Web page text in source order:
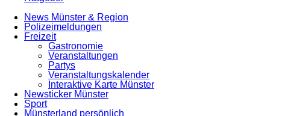
News Münster & Region
Polizeimeldungen
Freizeit
Gastronomie
Veranstaltungen
Partys
Veranstaltungskalender
Interaktive Karte Münster
Newsticker Münster
Sport
Münsterland persönlich